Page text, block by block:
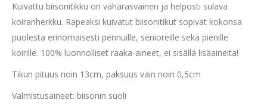
Kuivattu biisonitikku on vähärasvainen ja helposti sulava
koiranherkku. Rapeaksi kuivatut biisonitikut sopivat kokonsa
puolesta erinomaisesti pennuille, senioreille sekä pienille
koirille. 100% luonnolliset raaka-aineet, ei sisällä lisäaineita!
Tikun pituus noin 13cm, paksuus vain noin 0,5cm
Valmistusaineet: biisonin suoli